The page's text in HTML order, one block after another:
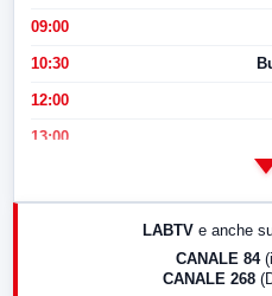
09:00
10:30
12:00
13:00
LABTV e anche
CANALE 84
CANALE 268